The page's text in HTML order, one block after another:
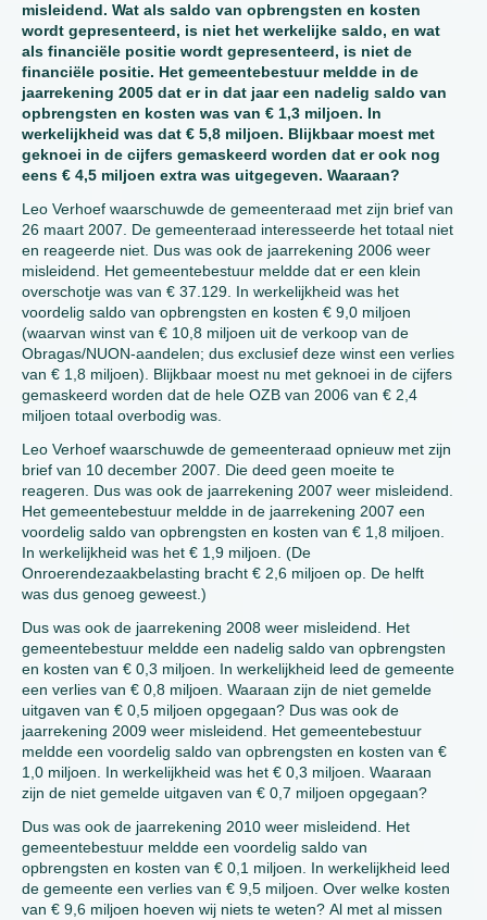
misleidend. Wat als saldo van opbrengsten en kosten
wordt gepresenteerd, is niet het werkelijke saldo, en wat
als financiële positie wordt gepresenteerd, is niet de
financiële positie. Het gemeentebestuur meldde in de
jaarrekening 2005 dat er in dat jaar een nadelig saldo van
opbrengsten en kosten was van € 1,3 miljoen. In
werkelijkheid was dat € 5,8 miljoen. Blijkbaar moest met
geknoei in de cijfers gemaskeerd worden dat er ook nog
eens € 4,5 miljoen extra was uitgegeven. Waaraan?
Leo Verhoef waarschuwde de gemeenteraad met zijn brief van
26 maart 2007. De gemeenteraad interesseerde het totaal niet
en reageerde niet. Dus was ook de jaarrekening 2006 weer
misleidend. Het gemeentebestuur meldde dat er een klein
overschotje was van € 37.129. In werkelijkheid was het
voordelig saldo van opbrengsten en kosten € 9,0 miljoen
(waarvan winst van € 10,8 miljoen uit de verkoop van de
Obragas/NUON-aandelen; dus exclusief deze winst een verlies
van € 1,8 miljoen). Blijkbaar moest nu met geknoei in de cijfers
gemaskeerd worden dat de hele OZB van 2006 van € 2,4
miljoen totaal overbodig was.
Leo Verhoef waarschuwde de gemeenteraad opnieuw met zijn
brief van 10 december 2007. Die deed geen moeite te
reageren. Dus was ook de jaarrekening 2007 weer misleidend.
Het gemeentebestuur meldde in de jaarrekening 2007 een
voordelig saldo van opbrengsten en kosten van € 1,8 miljoen.
In werkelijkheid was het € 1,9 miljoen. (De
Onroerendezaakbelasting bracht € 2,6 miljoen op. De helft
was dus genoeg geweest.)
Dus was ook de jaarrekening 2008 weer misleidend. Het
gemeentebestuur meldde een nadelig saldo van opbrengsten
en kosten van € 0,3 miljoen. In werkelijkheid leed de gemeente
een verlies van € 0,8 miljoen. Waaraan zijn de niet gemelde
uitgaven van € 0,5 miljoen opgegaan? Dus was ook de
jaarrekening 2009 weer misleidend. Het gemeentebestuur
meldde een voordelig saldo van opbrengsten en kosten van €
1,0 miljoen. In werkelijkheid was het € 0,3 miljoen. Waaraan
zijn de niet gemelde uitgaven van € 0,7 miljoen opgegaan?
Dus was ook de jaarrekening 2010 weer misleidend. Het
gemeentebestuur meldde een voordelig saldo van
opbrengsten en kosten van € 0,1 miljoen. In werkelijkheid leed
de gemeente een verlies van € 9,5 miljoen. Over welke kosten
van € 9,6 miljoen hoeven wij niets te weten? Al met al missen